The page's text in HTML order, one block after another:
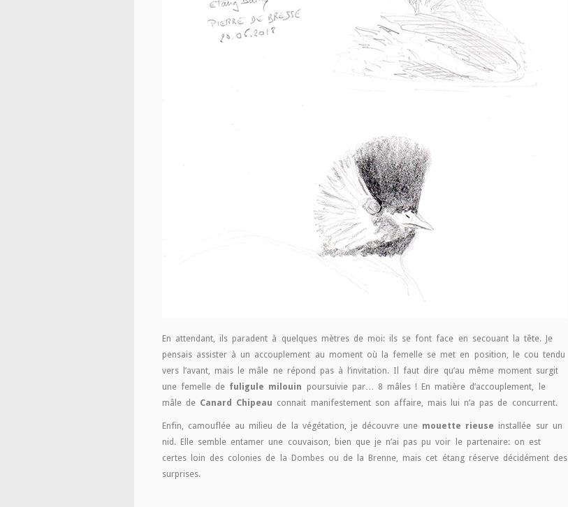
En attendant, ils paradent à quelques mètres de moi: ils se font face en secouant la tête. Je
pensais assister à un accouplement au moment où la femelle se met en position, le cou tendu
vers l’avant, mais le mâle ne répond pas à l’invitation. Il faut dire qu’au même moment surgit
une femelle de fuligule milouin poursuivie par… 8 mâles ! En matière d’accouplement, le
mâle de Canard Chipeau connait manifestement son affaire, mais lui n’a pas de concurrent.
Enfin, camouflée au milieu de la végétation, je découvre une mouette rieuse installée sur un
nid. Elle semble entamer une couvaison, bien que je n’ai pas pu voir le partenaire: on est
certes loin des colonies de la Dombes ou de la Brenne, mais cet étang réserve décidément des
surprises.